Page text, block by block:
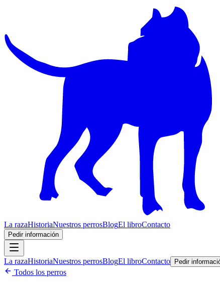
La razaHistoriaNuestros perrosBlogEl libroContacto
Pedir información
La razaHistoriaNuestros perrosBlogEl libroContacto Pedir
Todos los perros